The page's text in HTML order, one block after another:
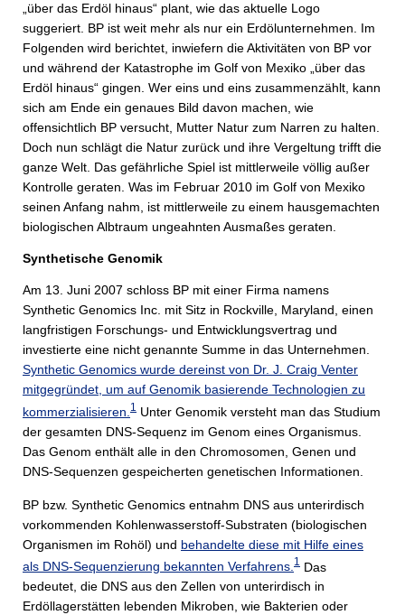
„über das Erdöl hinaus“ plant, wie das aktuelle Logo
suggeriert. BP ist weit mehr als nur ein Erdölunternehmen. Im
Folgenden wird berichtet, inwiefern die Aktivitäten von BP vor
und während der Katastrophe im Golf von Mexiko „über das
Erdöl hinaus“ gingen. Wer eins und eins zusammenzählt, kann
sich am Ende ein genaues Bild davon machen, wie
offensichtlich BP versucht, Mutter Natur zum Narren zu halten.
Doch nun schlägt die Natur zurück und ihre Vergeltung trifft die
ganze Welt. Das gefährliche Spiel ist mittlerweile völlig außer
Kontrolle geraten. Was im Februar 2010 im Golf von Mexiko
seinen Anfang nahm, ist mittlerweile zu einem hausgemachten
biologischen Albtraum ungeahnten Ausmaßes geraten.
Synthetische Genomik
Am 13. Juni 2007 schloss BP mit einer Firma namens
Synthetic Genomics Inc. mit Sitz in Rockville, Maryland, einen
langfristigen Forschungs- und Entwicklungsvertrag und
investierte eine nicht genannte Summe in das Unternehmen.
Synthetic Genomics wurde dereinst von Dr. J. Craig Venter
mitgegründet, um auf Genomik basierende Technologien zu
kommerzialisieren. 1
Unter Genomik versteht man das Studium
der gesamten DNS-Sequenz im Genom eines Organismus.
Das Genom enthält alle in den Chromosomen, Genen und
DNS-Sequenzen gespeicherten genetischen Informationen.
BP bzw. Synthetic Genomics entnahm DNS aus unterirdisch
vorkommenden Kohlenwasserstoff-Substraten (biologischen
Organismen im Rohöl) und behandelte diese mit Hilfe eines
als DNS-Sequenzierung bekannten Verfahrens.1 Das
bedeutet, die DNS aus den Zellen von unterirdisch in
Erdöllagerstätten lebenden Mikroben, wie Bakterien oder